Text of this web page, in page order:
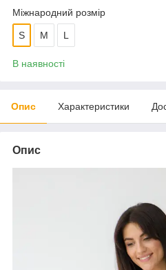
Міжнародний розмір
S M L
В наявності
Опис Характеристики
Опис